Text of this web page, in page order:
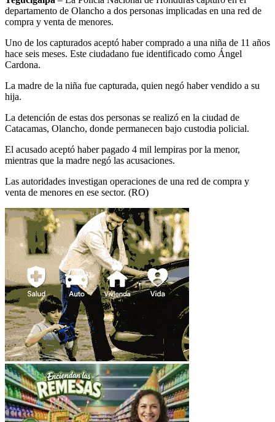
departamento de Olancho a dos personas implicadas en una red de
compra y venta de menores.
Uno de los capturados aceptó haber comprado a una niña de 11 años
hace seis meses. Este ciudadano fue identificado como Ángel
Cardona.
La madre de la niña fue capturada, quien negó haber vendido a su
hija.
La detención de estas dos personas se realizó en la ciudad de
Catacamas, Olancho, donde permanecen bajo custodia policial.
El acusado aceptó haber pagado 4 mil lempiras por la menor,
mientras que la madre negó las acusaciones.
Las autoridades investigan operaciones de una red de compra y
venta de menores en ese sector. (RO)